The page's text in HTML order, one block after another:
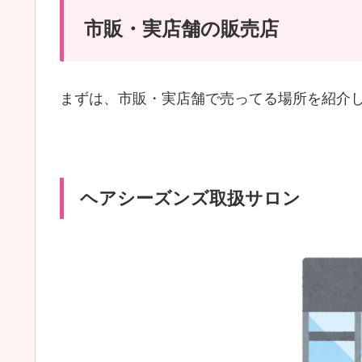
市販・実店舗の販売店
まずは、市販・実店舗で売ってる場所を紹介
ヘアシーズンズ取扱サロン